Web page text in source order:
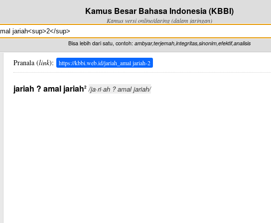
Kamus Besar Bahasa Indonesia (KBBI)
Kamus versi online/daring (dalam jaringan)
Bisa lebih dari satu, contoh: ambyar,terjemah,integritas,sinonim,efektif,analisis
Pranala (link): https://kbbi.web.id/jariah_amal jariah-2
jariah ? amal jariah2 /ja·ri·ah ? amal jariah/